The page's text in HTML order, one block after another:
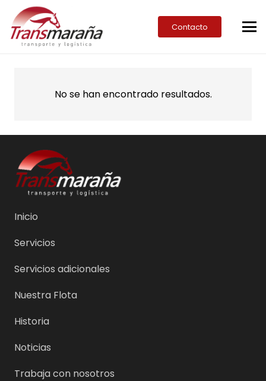
Contacto
No se han encontrado resultados.
Inicio
Servicios
Servicios adicionales
Nuestra Flota
Historia
Noticias
Trabaja con nosotros